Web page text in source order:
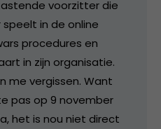
voorzitter die
speelt in de online
procedures en
in zijn organisatie.
me vergissen. Want
pas op 9 november
het is nou niet direct